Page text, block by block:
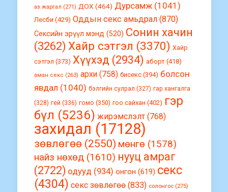
аз жаргал (271) ДОХ (464) Дурсамж (1041)
Лесби (429) Оддын секс амьдрал (870)
Сексийн эрүүл мэнд (520) Сонин хачин
(3262) Хайр сэтгэл (3370) Хайр
сэтгэл (373) Хүүхэд (2934) аборт (418)
аман секс (263) архи (758) бисекс (394) болсон
явдал (1040) бэлгийн сулрал (327) гар хангалга
(328) гей (336) гомо (350) гоо сайхан (402) гэр
бүл (5236) жирэмслэлт (768)
захидал (17128)
зөвлөгөө (2550) мөнгө (1578)
найз нөхөд (1610) нууц амраг
(2722) одууд (934) онгон (619) секс
(4304) секс зөвлөгөө (833) солонгос (275)